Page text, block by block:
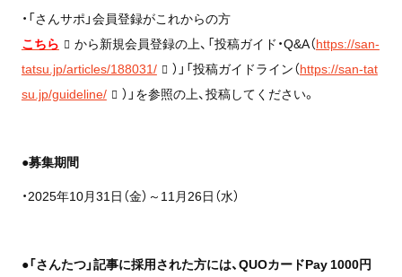
・「さんサポ」会員登録がこれからの方
こちら
から新規会員登録の上、「投稿ガイド・Q&A（https://san-
tatsu.jp/articles/188031/
）」「投稿ガイドライン（https://san-tat
su.jp/guideline/
）」を参照の上、投稿してください。
●募集期間
・2025年10月31日（金）～11月26日（水）
●「さんたつ」記事に採用された方には、QUOカードPay1000円